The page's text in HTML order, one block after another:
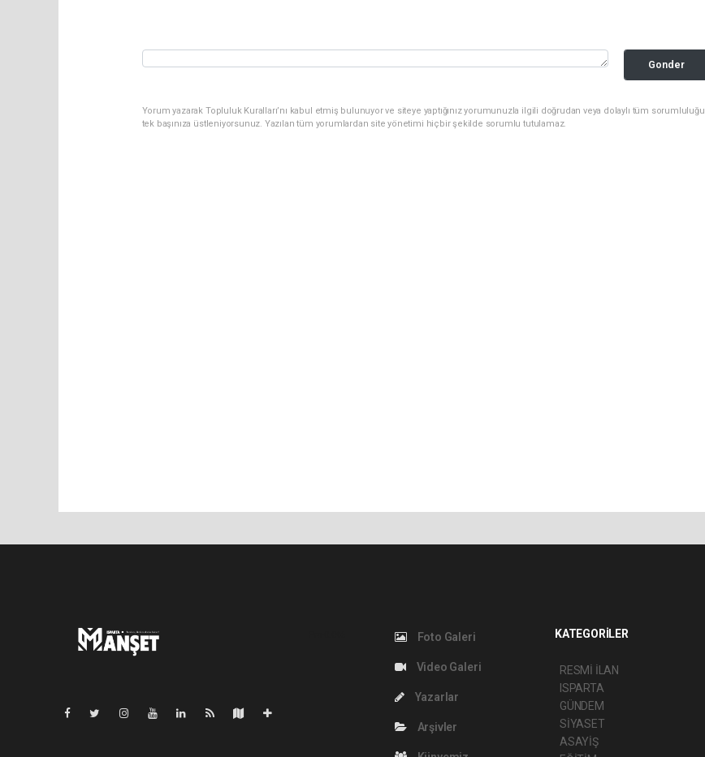
Gonder
Yorum yazarak Topluluk Kuralları’nı kabul etmiş bulunuyor ve siteye yaptığınız yorumunuzla ilgili doğrudan veya dolaylı tüm sorumluluğu
tek başınıza üstleniyorsunuz. Yazılan tüm yorumlardan site yönetimi hiçbir şekilde sorumlu tutulamaz.
Foto Galeri
Video Galeri
Yazarlar
Arşivler
KATEGORİLER
RESMİ İLAN
ISPARTA
GÜNDEM
SİYASET
ASAYİŞ